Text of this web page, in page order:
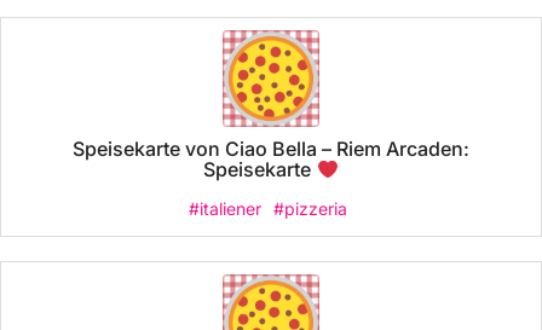
Speisekarte von Ciao Bella – Riem Arcaden:
Speisekarte
#italiener #pizzeria